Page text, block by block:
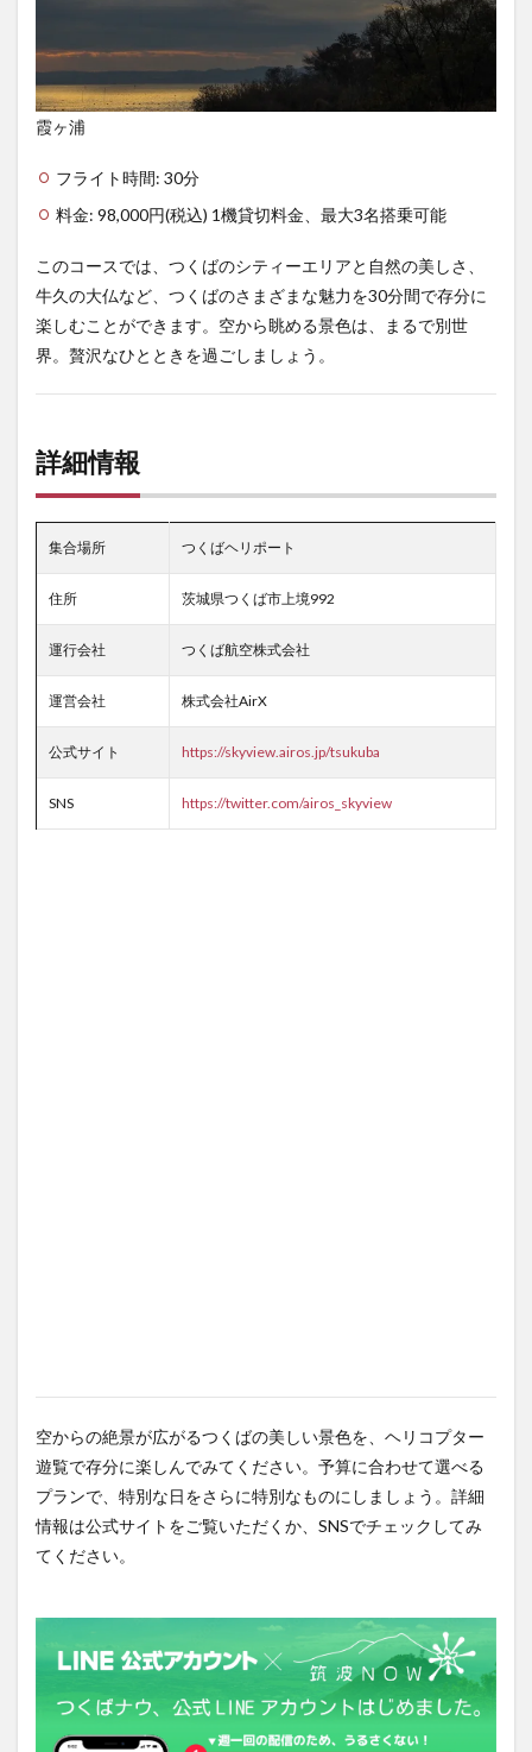
霞ヶ浦
フライト時間: 30分
料金: 98,000円(税込) 1機貸切料金、最大3名搭乗可能
このコースでは、つくばのシティーエリアと自然の美しさ、
牛久の大仏など、つくばのさまざまな魅力を30分間で存分に
楽しむことができます。空から眺める景色は、まるで別世
界。贅沢なひとときを過ごしましょう。
詳細情報
集合場所 つくばヘリポート
住所 茨城県つくば市上境992
運行会社 つくば航空株式会社
運営会社 株式会社AirX
公式サイト https://skyview.airos.jp/tsukuba
SNS https://twitter.com/airos_skyview
空からの絶景が広がるつくばの美しい景色を、ヘリコプター
遊覧で存分に楽しんでみてください。予算に合わせて選べる
プランで、特別な日をさらに特別なものにしましょう。詳細
情報は公式サイトをご覧いただくか、SNSでチェックしてみ
てください。